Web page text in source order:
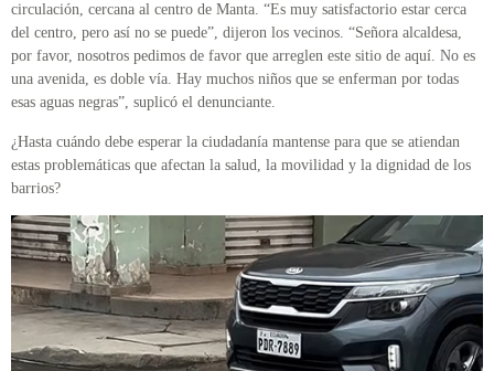
circulación, cercana al centro de Manta. “Es muy satisfactorio estar cerca
del centro, pero así no se puede”, dijeron los vecinos. “Señora alcaldesa,
por favor, nosotros pedimos de favor que arreglen este sitio de aquí. No es
una avenida, es doble vía. Hay muchos niños que se enferman por todas
esas aguas negras”, suplicó el denunciante.
¿Hasta cuándo debe esperar la ciudadanía mantense para que se atiendan
estas problemáticas que afectan la salud, la movilidad y la dignidad de los
barrios?